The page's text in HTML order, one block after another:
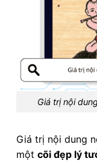
Giá trị nội
Giá trị nội dung
một cõi đẹp lý